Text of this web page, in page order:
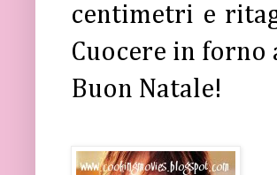
centimetri e
Cuocere in
Buon Natale!